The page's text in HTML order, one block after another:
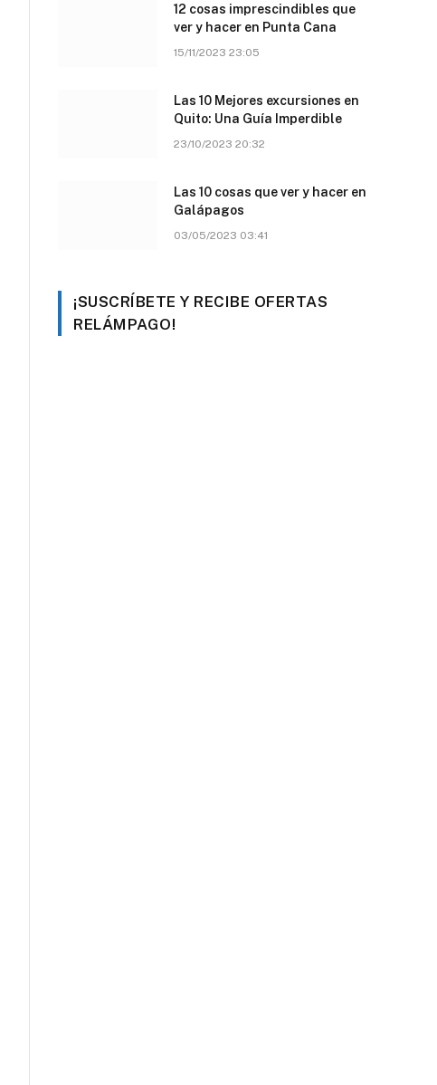
12 cosas imprescindibles que
ver y hacer en Punta Cana
15/11/2023 23:05
Las 10 Mejores excursiones en
Quito: Una Guía Imperdible
23/10/2023 20:32
Las 10 cosas que ver y hacer en
Galápagos
03/05/2023 03:41
¡SUSCRÍBETE Y RECIBE OFERTAS
RELÁMPAGO!